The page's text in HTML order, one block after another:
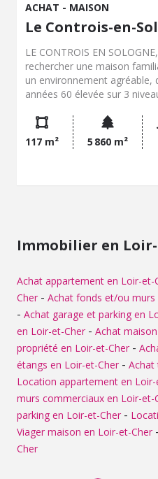
ACHAT - MAISON
Le Controis-en-
LE CONTROIS EN
rechercher une maison
un environnement agréable,
années 60 élevée sur 3
salle d'eau. terrain de 5 580
Classe climat : F - Logement
énergétique excessive :
ou location : Obligation
117 m² 5 860 m²
Immobilier en
Achat appartement en Loir-et-
Cher - Achat fonds et/ou
- Achat garage et parking en
en Loir-et-Cher - Achat
propriété en Loir-et-Cher -
étangs en Loir-et-Cher - Achat
Location appartement en Loir-
murs commerciaux en Loir-et-
parking en Loir-et-Cher -
Viager maison en Loir-et-Cher -
Cher